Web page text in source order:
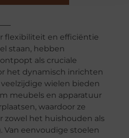
flexibiliteit en efficiëntie
staan, hebben
als cruciale
het dynamisch inrichten
wielen bieden
meubels en apparatuur
waardoor ze
zowel het huishouden als
Van eenvoudige stoelen